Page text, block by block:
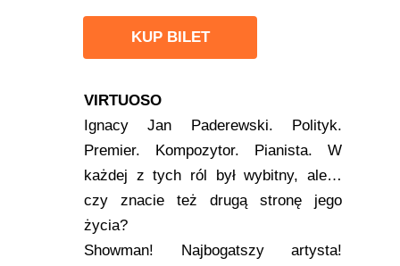
KUP BILET
VIRTUOSO
Ignacy Jan Paderewski. Polityk.
Premier. Kompozytor. Pianista. W
każdej z tych ról był wybitny, ale…
czy znacie też drugą stronę jego
życia?
Showman! Najbogatszy artysta!